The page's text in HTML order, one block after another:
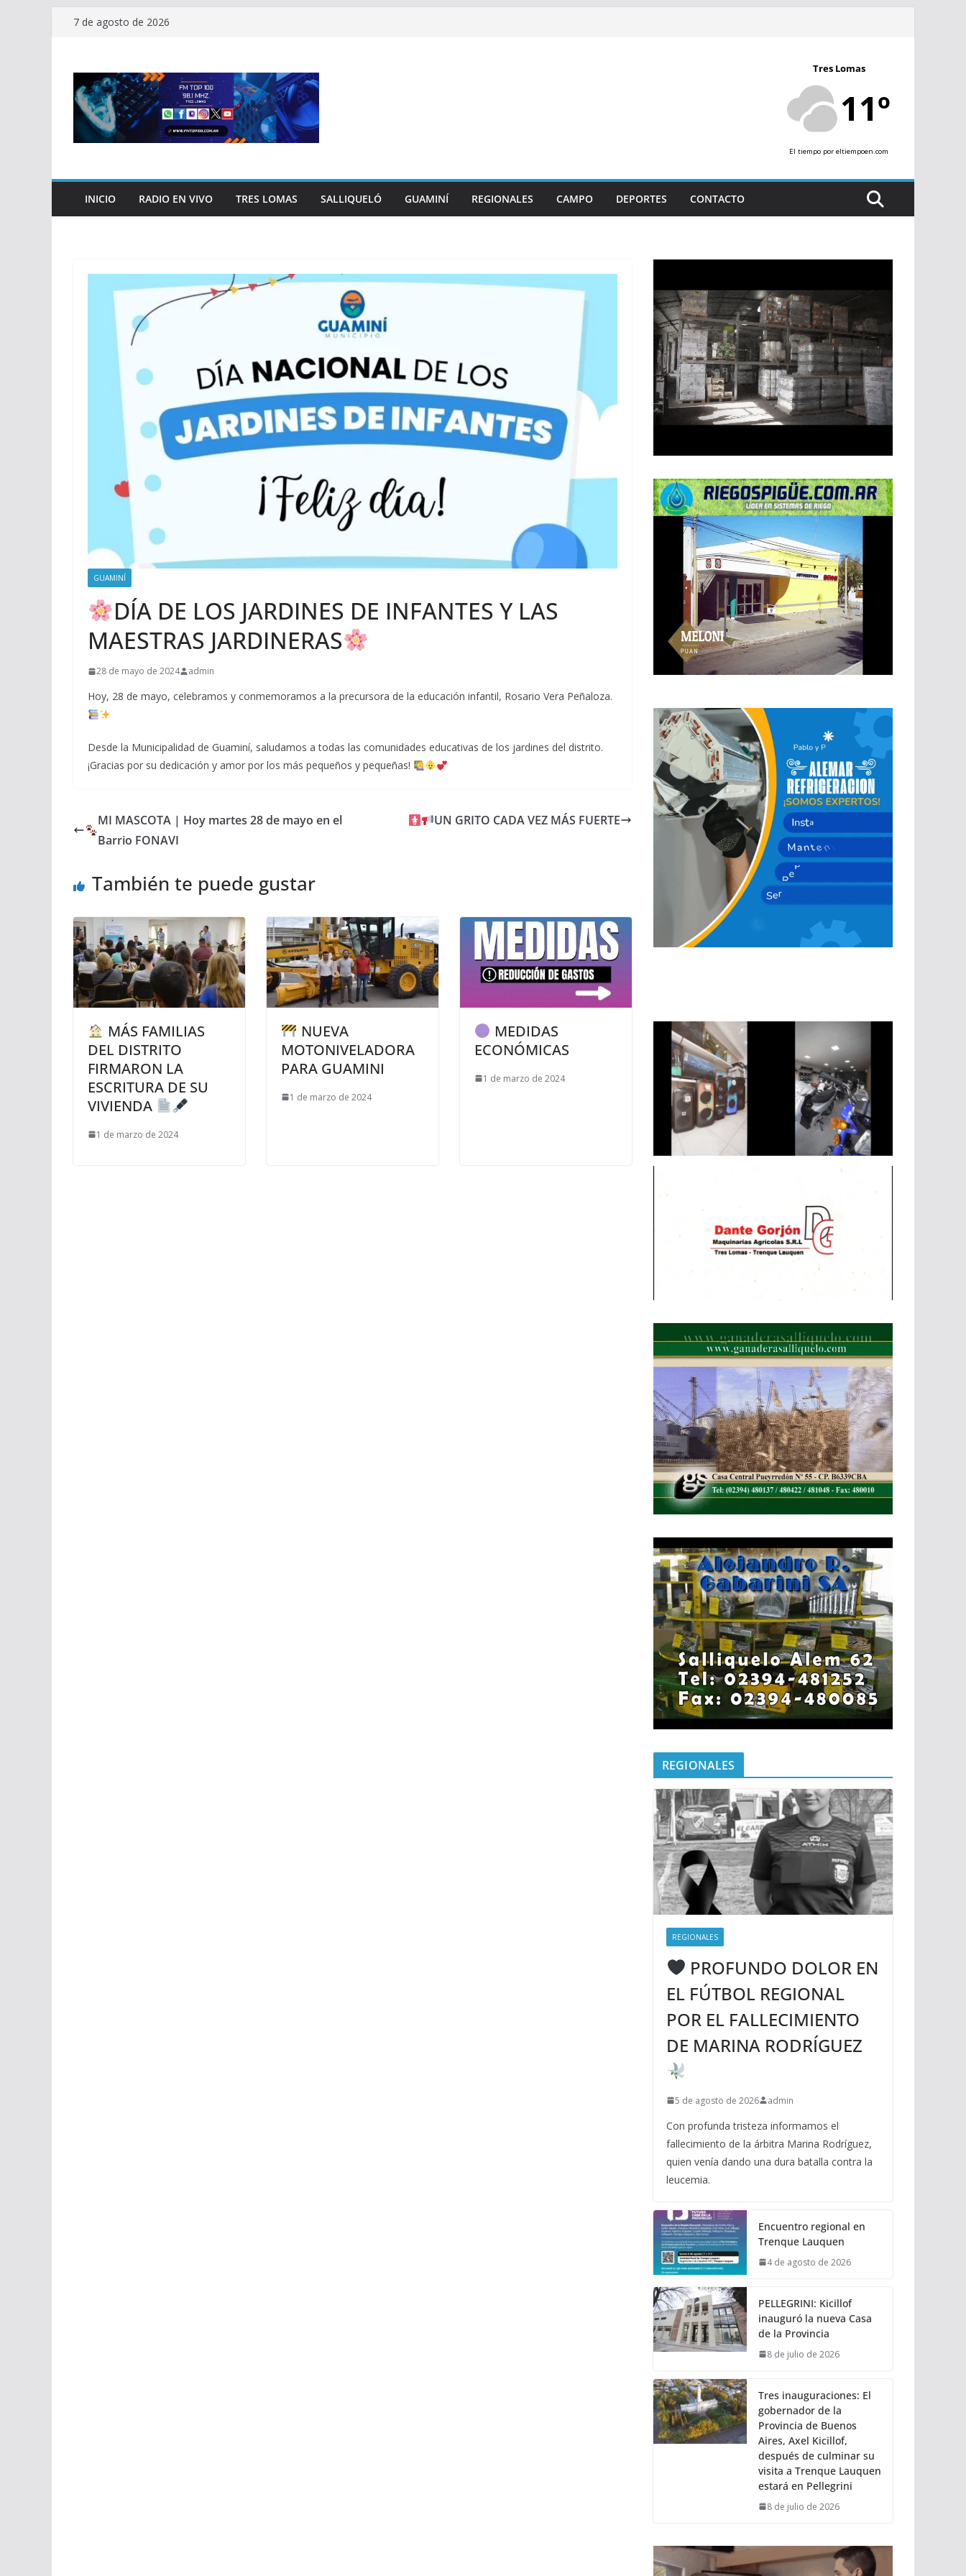
Saltar7 de agosto de 2026
Tres Lomas
11º
El tiempo por eltiempoen.com
INICIO RADIO EN VIVO TRES LOMAS SALLIQUELÓ GUAMINÍ REGIONALES CAMPO DEPORTES CONTACTO
GUAMINÍ
DÍA DE LOS JARDINES DE INFANTES Y LAS
MAESTRAS JARDINERAS
28 de mayo de 2024 admin
Hoy, 28 de mayo, celebramos y conmemoramos a la precursora de la educación infantil, Rosario Vera Peñaloza.
Desde la Municipalidad de Guaminí, saludamos a todas las comunidades educativas de los jardines del distrito.
¡Gracias por su dedicación y amor por los más pequeños y pequeñas!
MI MASCOTA | Hoy martes 28 de mayo en el
Barrio FONAVI
UN GRITO CADA VEZ MÁS FUERTE
También te puede gustar
MÁS FAMILIAS
DEL DISTRITO
FIRMARON LA
ESCRITURA DE SU
VIVIENDA
1 de marzo de 2024
NUEVA
MOTONIVELADORA
PARA GUAMINI
1 de marzo de 2024
MEDIDAS
ECONÓMICAS
1 de marzo de 2024
REGIONALES
REGIONALES
PROFUNDO DOLOR EN
EL FÚTBOL REGIONAL
POR EL FALLECIMIENTO
DE MARINA RODRÍGUEZ
5 de agosto de 2026 admin
Con profunda tristeza informamos el
fallecimiento de la árbitra Marina Rodríguez,
quien venía dando una dura batalla contra la
leucemia.
Encuentro regional en
Trenque Lauquen
4 de agosto de 2026
PELLEGRINI: Kicillof
inauguró la nueva Casa
de la Provincia
8 de julio de 2026
Tres inauguraciones: El
gobernador de la
Provincia de Buenos
Aires, Axel Kicillof,
después de culminar su
visita a Trenque Lauquen
estará en Pellegrini
8 de julio de 2026